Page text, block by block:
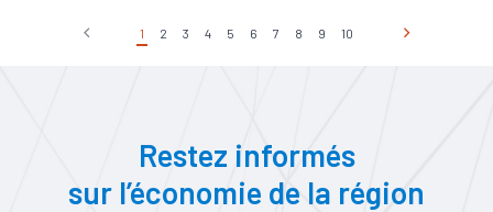
1 2 3 4 5 6 7 8 9 10
Restez informés
sur l’économie de la région